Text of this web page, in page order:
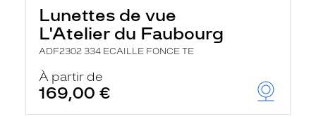
Lunettes de vue
L'Atelier du Faubourg
ADF2302 334 ECAILLE FONCE TE
À partir de
169,00 €